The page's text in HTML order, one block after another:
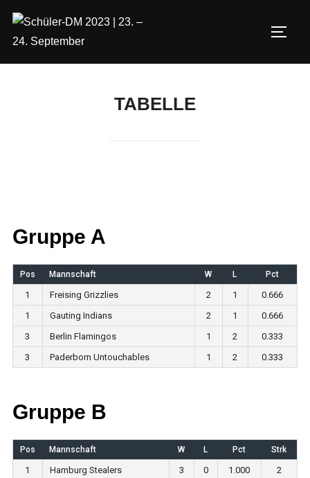
Inhalt
springen
TABELLE
Gruppe A
Pos Mannschaft W L Pct
1 Freising Grizzlies 2 1
0.666
1
Gauting Indians 2 1
0.666
3
Berlin Flamingos 1 2
0.333
3
Paderborn Untouchables 1 2 0.333
Gruppe B
Pos Mannschaft W L Pct Strk
1 Hamburg Stealers 3 0 1.000
2